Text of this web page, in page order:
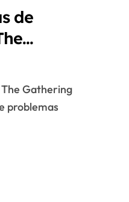
de
problemas